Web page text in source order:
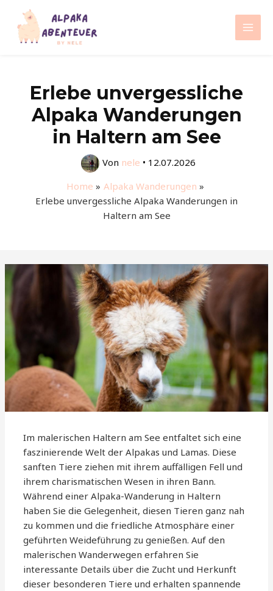
Inhalt
springen
Main
Erlebe unvergessliche
Alpaka Wanderungen
in Haltern am See
Von nele • 12.07.2026
Home
Alpaka Wanderungen
Erlebe unvergessliche Alpaka Wanderungen in
Haltern am See
Im malerischen Haltern am See entfaltet sich eine
faszinierende Welt der Alpakas und Lamas. Diese
sanften Tiere ziehen mit ihrem auffälligen Fell und
ihrem charismatischen Wesen in ihren Bann.
Während einer Alpaka-Wanderung in Haltern
haben Sie die Gelegenheit, diesen Tieren ganz nah
zu kommen und die friedliche Atmosphäre einer
geführten Weideführung zu genießen. Auf den
malerischen Wanderwegen erfahren Sie
interessante Details über die Zucht und Herkunft
dieser besonderen Tiere und erhalten spannende